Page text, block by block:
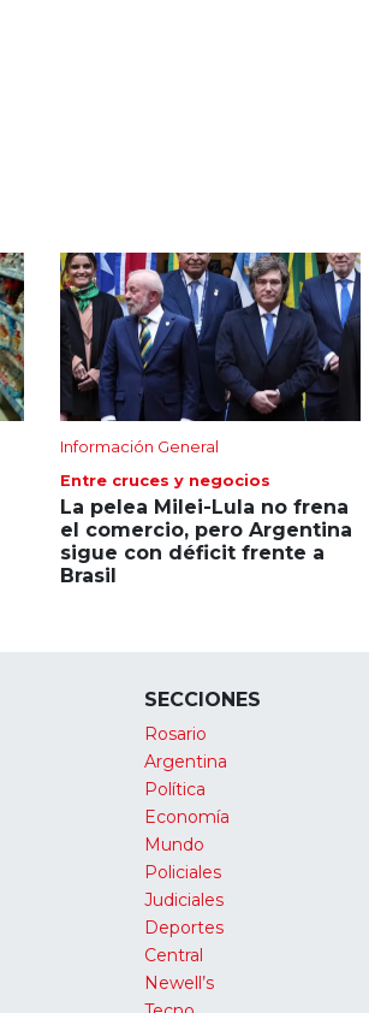
Información General
Entre cruces y negocios
La pelea Milei-Lula no frena
el comercio, pero Argentina
sigue con déficit frente a
Brasil
SECCIONES
Rosario
Argentina
Política
Economía
Mundo
Policiales
Judiciales
Deportes
Central
Newell’s